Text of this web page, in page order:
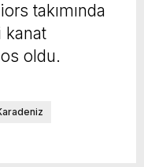
takımında
kanat
oldu.